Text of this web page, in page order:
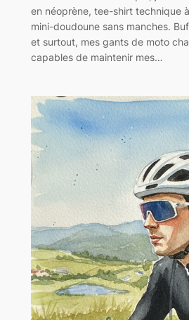
en néoprène, tee-shirt technique
mini-doudoune sans manches.
et surtout, mes gants de moto
capables de maintenir mes…